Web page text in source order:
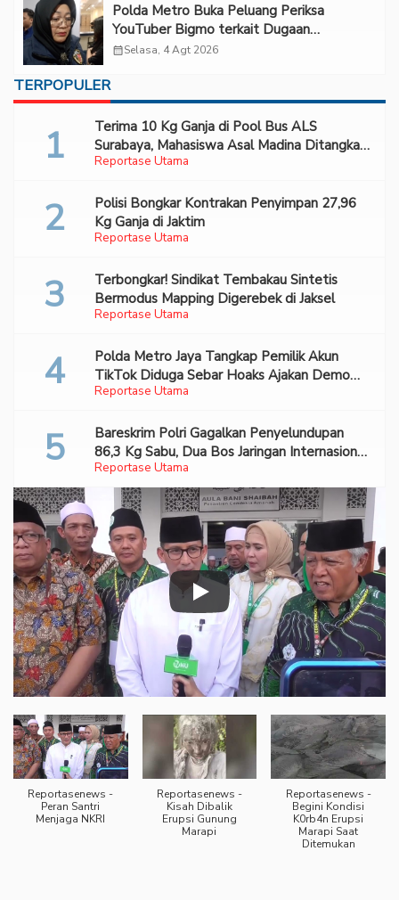
Polda Metro Buka Peluang Periksa
YouTuber Bigmo terkait Dugaan
Eksploitasi Anak
calendar_monthSelasa, 4 Agt 2026
TERPOPULER
Reportase Utama
Terima 10 Kg Ganja di Pool Bus ALS
Surabaya, Mahasiswa Asal Madina Ditangkap
Bareskrim
Reportase Utama
Polisi Bongkar Kontrakan Penyimpan 27,96
Kg Ganja di Jaktim
Reportase Utama
Terbongkar! Sindikat Tembakau Sintetis
Bermodus Mapping Digerebek di Jaksel
Reportase Utama
Polda Metro Jaya Tangkap Pemilik Akun
TikTok Diduga Sebar Hoaks Ajakan Demo
Turunkan Prabowo-Gibran
Reportase Utama
Bareskrim Polri Gagalkan Penyelundupan
86,3 Kg Sabu, Dua Bos Jaringan Internasional
Diburu
Reportasenews -
Peran Santri
Menjaga NKRI
Reportasenews -
Kisah Dibalik
Erupsi Gunung
Marapi
Reportasenews -
Begini Kondisi
K0rb4n Erupsi
Marapi Saat
Ditemukan